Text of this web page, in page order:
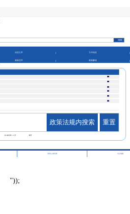
信息公开 工作动态
政策文件 政策解读
政策法规内搜索 重置
共3条记录 1/1 页 第页
联系pg电玩城
站点地图
"));